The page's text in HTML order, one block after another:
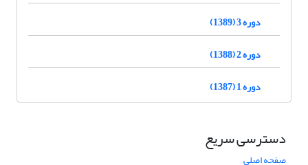
دوره 3 (1389)
دوره 2 (1388)
دوره 1 (1387)
دسترسی سریع
صفحه اصلی